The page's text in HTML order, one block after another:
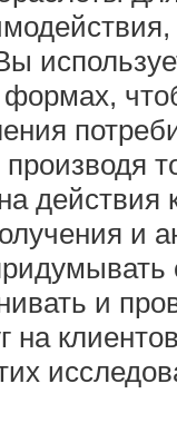
формах,
действия
и
и
на